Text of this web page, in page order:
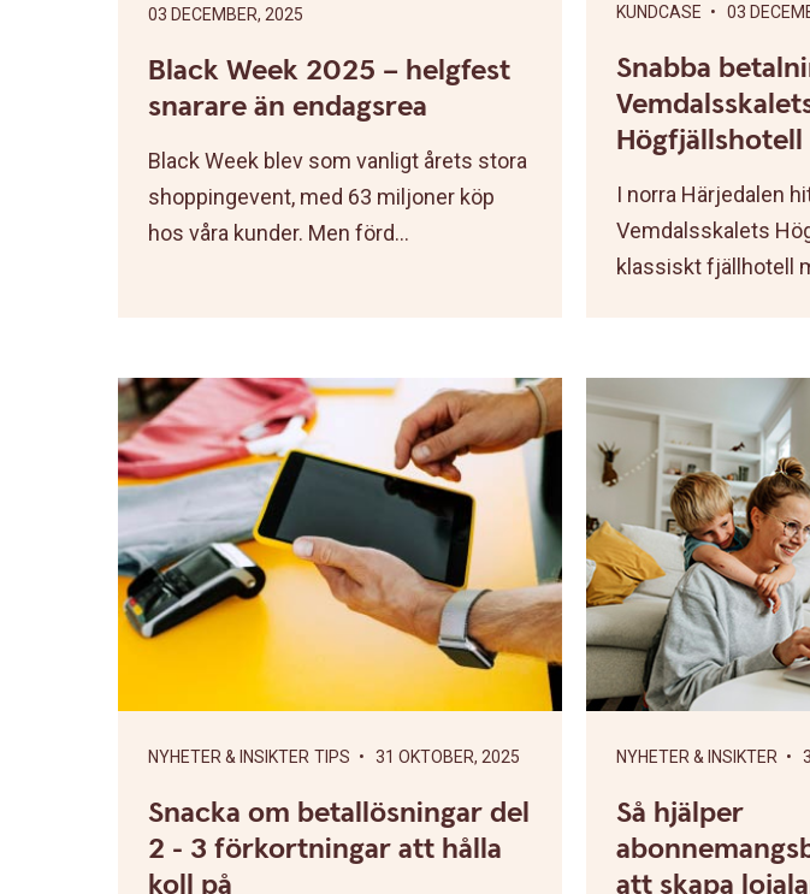
03 DECEMBER, 2025
Black Week 2025 – helgfest
snarare än endagsrea
Black Week blev som vanligt årets stora
shoppingevent, med 63 miljoner köp
hos våra kunder. Men förd...
KUNDCASE • 03
Snabba
Högfjällshotell
I norra Härjedalen
Vemdalsskalets
klassiskt fjällhotell
NYHETER & INSIKTER TIPS • 31 OKTOBER, 2025
Snacka om betallösningar del
2 - 3 förkortningar att hålla
koll på
NYHETER & INSIKTER •
Så hjälper
att skapa